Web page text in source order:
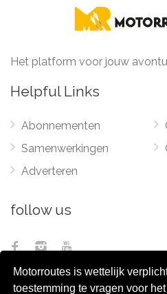
Motorroutes is wettelijk
toestemming te vragen voor
Het platform voor jouw
Helpful Links
Abonnementen
Samenwerkingen
Adverteren
follow us